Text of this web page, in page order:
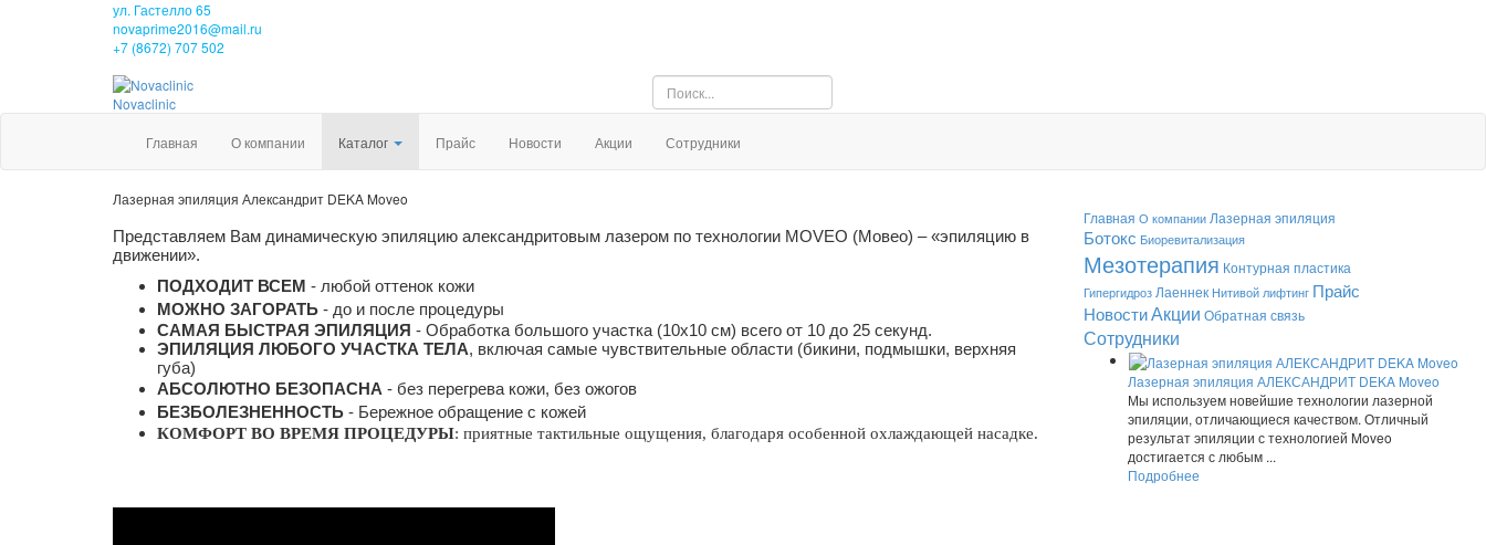
ул. Гастелло 65
novaprime2016@mail.ru
+7 (8672) 707 502
Novaclinic
Искать...
Главная О компании Каталог Прайс Новости Акции Сотрудники
Лазерная эпиляция Александрит DEKA Moveo
Представляем Вам динамическую эпиляцию александритовым лазером по технологии MOVEO (Мовео) – «эпиляцию в
движении».
ПОДХОДИТ ВСЕМ - любой оттенок кожи
МОЖНО ЗАГОРАТЬ - до и после процедуры
САМАЯ БЫСТРАЯ ЭПИЛЯЦИЯ - Обработка большого участка (10х10 см) всего от 10 до 25 секунд.
ЭПИЛЯЦИЯ ЛЮБОГО УЧАСТКА ТЕЛА, включая самые чувствительные области (бикини, подмышки, верхняя
губа)
АБСОЛЮТНО БЕЗОПАСНА - без перегрева кожи, без ожогов
БЕЗБОЛЕЗНЕННОСТЬ - Бережное обращение с кожей
КОМФОРТ ВО ВРЕМЯ ПРОЦЕДУРЫ: приятные тактильные ощущения, благодаря особенной охлаждающей насадке.
Главная О компании Лазерная эпиляция
Ботокс Биоревитализация
Мезотерапия Контурная пластика
Гипергидроз Лаеннек Нитивой лифтинг Прайс
НовостиАкции Обратная связь
Сотрудники
Лазерная эпиляция АЛЕКСАНДРИТ DEKA Moveo
Мы используем новейшие технологии лазерной
эпиляции, отличающиеся качеством. Отличный
результат эпиляции с технологией Moveo
достигается с любым ...
Подробнее